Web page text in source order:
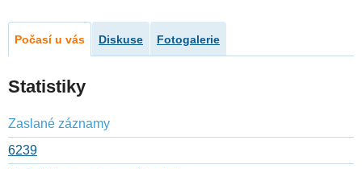
Počasí u vás Diskuse Fotogalerie
Statistiky
Zaslané záznamy
6239